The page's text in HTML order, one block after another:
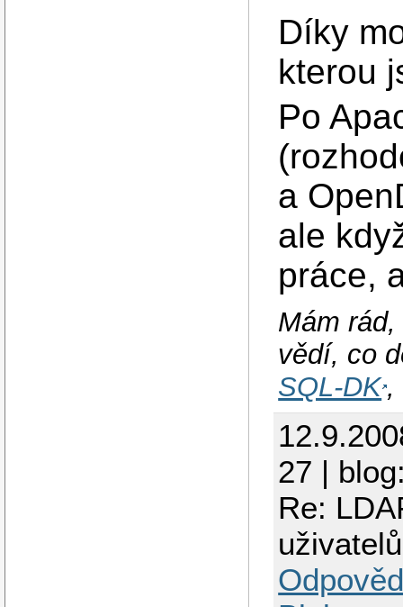
Díky
kterou
Po
a
ale
práce,
Mám
vědí, co
SQL-DK,
27 |
Re:
uživatelů